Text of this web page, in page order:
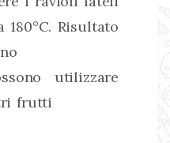
Risultato
utilizzare
frutti